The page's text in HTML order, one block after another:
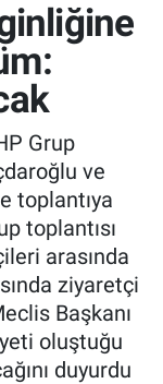
Grup
ve
toplantıya
toplantısı
arasında
ziyaretçi
Başkanı
oluştuğu
duyurdu